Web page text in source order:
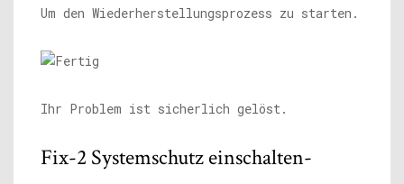
Um den Wiederherstellungsprozess zu starten.
Ihr Problem ist sicherlich gelöst.
Fix-2 Systemschutz einschalten-